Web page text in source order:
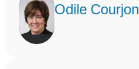
Odile Courjon